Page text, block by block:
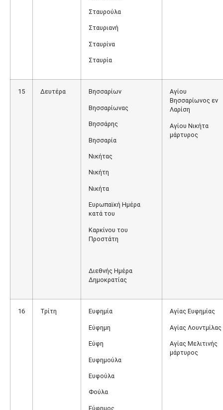
Σταυρούλα
Σταυριανή
Σταυρίνα
Σταυρία
15 Δευτέρα Βησσαρίων
Βησσαρίωνας
Βησσάρης
Βησσαρία
Νικήτας
Νικήτη
Νικήτα
Ευρωπαϊκή Ημέρα
κατά του
Καρκίνου του
Προστάτη
Διεθνής Ημέρα
Δημοκρατίας
Αγίου
Βησσαρίωνος εν
Λαρίση
Αγίου Νικήτα
μάρτυρος
16 Τρίτη Ευφημία
Εύφημη
Εύφη
Ευφημούλα
Ευφούλα
Φούλα
Εύφημος
Αγίας Ευφημίας
Αγίας Λουντμίλας
Αγίας Μελιτινής
μάρτυρος